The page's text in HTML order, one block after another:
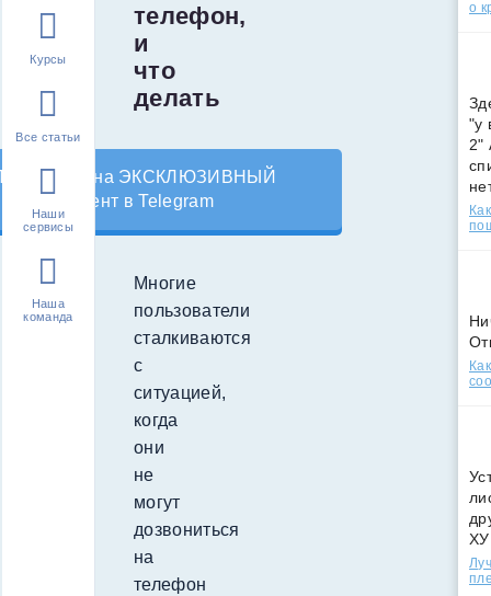
Курсы
Все статьи
Наши
сервисы
Наша
команда
телефон,
и
что
делать
на ЭКСКЛЮЗИВНЫЙ
контент в Telegram
Многие
пользователи
сталкиваются
с
ситуацией,
когда
они
не
могут
дозвониться
на
телефон
о
"у
2"